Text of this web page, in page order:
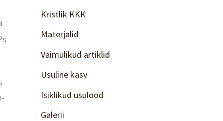
Kristlik KKK
Materjalid
Vaimulikud artiklid
Usuline kasv
Isiklikud usulood
Galerii